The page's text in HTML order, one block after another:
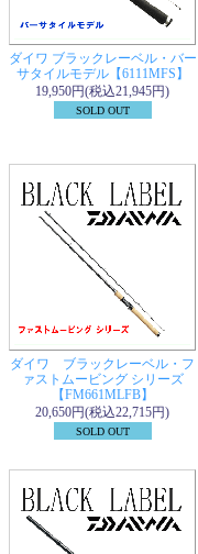
ダイワ ブラックレーベル・バー
サタイルモデル【6111MFS】
19,950円(税込21,945円)
SOLD OUT
ダイワ ブラックレーベル・フ
ァストムービング シリーズ
【FM661MLFB】
20,650円(税込22,715円)
SOLD OUT